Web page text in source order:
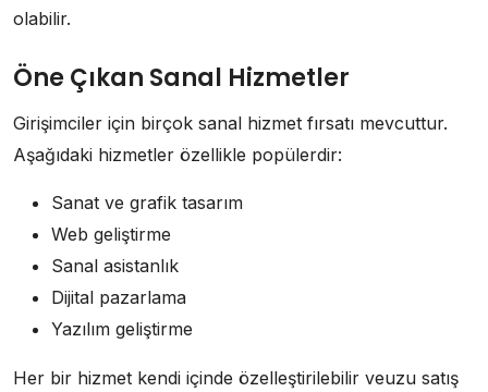
olabilir.
Öne Çıkan Sanal Hizmetler
Girişimciler için birçok sanal hizmet fırsatı mevcuttur.
Aşağıdaki hizmetler özellikle popülerdir:
Sanat ve grafik tasarım
Web geliştirme
Sanal asistanlık
Dijital pazarlama
Yazılım geliştirme
Her bir hizmet kendi içinde özelleştirilebilir veuzu satış